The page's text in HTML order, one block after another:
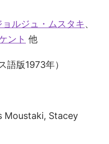
ルジュ・ムスタキ、
ント 他
版1973年）
Moustaki, Stacey